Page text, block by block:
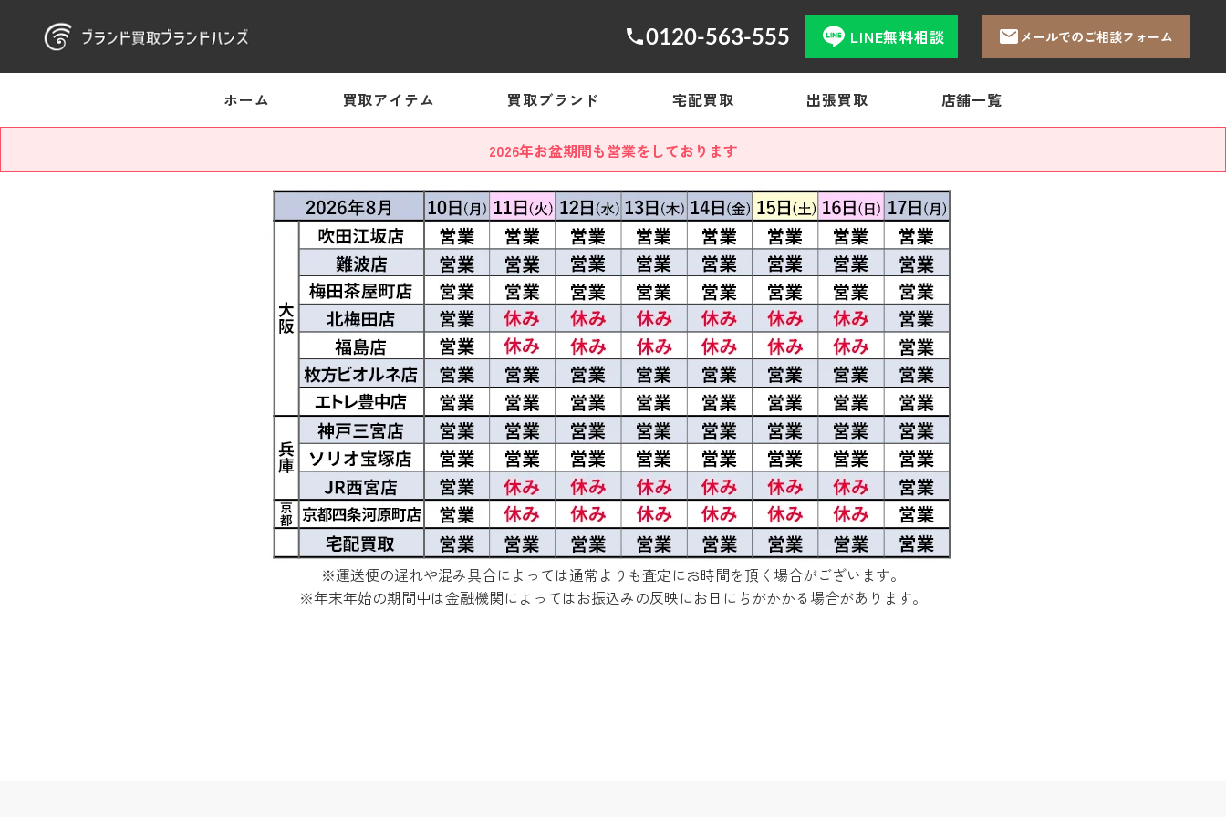
0120-563-555 LINE無料相談 メールでのご相談フォーム
ホーム 買取アイテム 買取ブランド 宅配買取 出張買取 店舗一覧
2026年お盆期間も営業をしております
※運送便の遅れや混み具合によっては通常よりも査定にお時間を頂く場合がございます。
※年末年始の期間中は金融機関によってはお振込みの反映にお日にちがかかる場合があります。